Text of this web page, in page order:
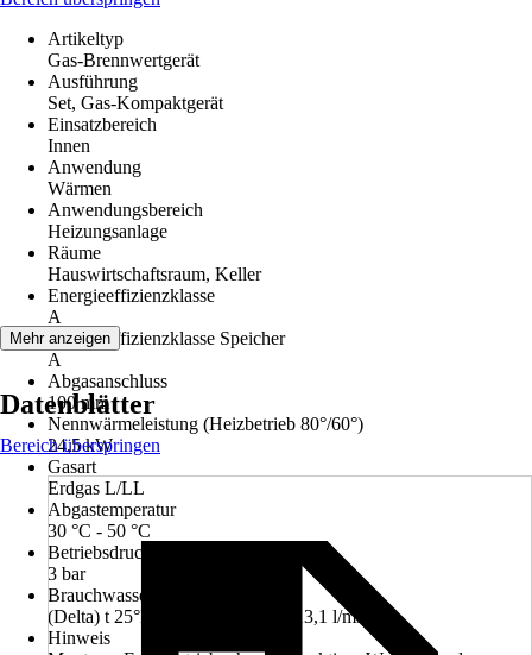
Artikeltyp
Gas-Brennwertgerät
Ausführung
Set, Gas-Kompaktgerät
Einsatzbereich
Innen
Anwendung
Wärmen
Anwendungsbereich
Heizungsanlage
Räume
Hauswirtschaftsraum, Keller
Energieeffizienzklasse
A
Energieeffizienzklasse Speicher
A
Abgasanschluss
100 mm
Nennwärmeleistung (Heizbetrieb 80°/60°)
24,5 kW
Gasart
Erdgas L/LL
Abgastemperatur
30 °C - 50 °C
Betriebsdruck
3 bar
Brauchwasserdurchsatz
(Delta) t 25°K (von 10° auf 35°) 13,1 l/min
Hinweis
Mehr anzeigen
Datenblätter
Bereich überspringen